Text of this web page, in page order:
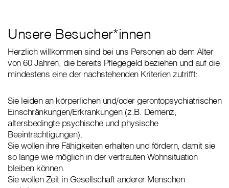
Unsere Besucher*innen
Herzlich willkommen sind bei uns Personen ab dem Alter
von 60 Jahren, die bereits Pflegegeld beziehen und auf die
mindestens eine der nachstehenden Kriterien zutrifft:
Sie leiden an körperlichen und/oder gerontopsychiatrischen
Einschränkungen/Erkrankungen (z.B. Demenz,
altersbedingte psychische und physische
Beeinträchtigungen).
Sie wollen ihre Fähigkeiten erhalten und fördern, damit sie
so lange wie möglich in der vertrauten Wohnsituation
bleiben können.
Sie wollen Zeit in Gesellschaft anderer Menschen